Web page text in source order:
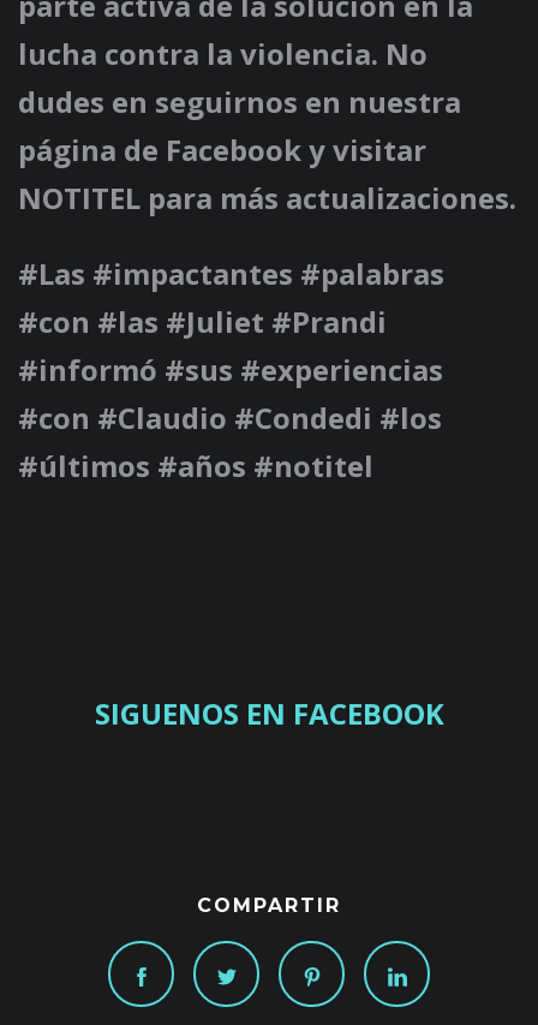
lucha contra la violencia. No
dudes en seguirnos en nuestra
página de Facebook y visitar
NOTITEL para más actualizaciones.
#Las #impactantes #palabras
#con #las #Juliet #Prandi
#informó #sus #experiencias
#con #Claudio #Condedi #los
#últimos #años #notitel
SIGUENOS EN FACEBOOK
COMPARTIR